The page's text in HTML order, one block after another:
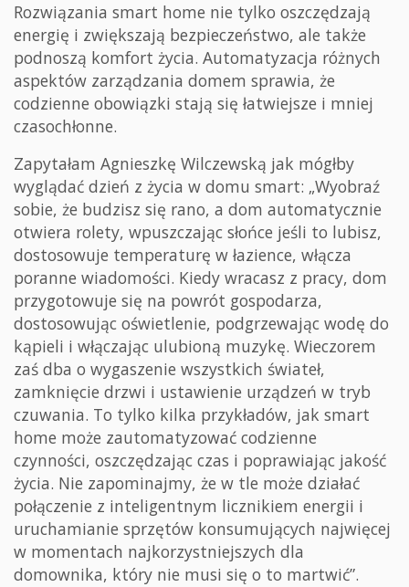
Rozwiązania smart home nie tylko oszczędzają
energię i zwiększają bezpieczeństwo, ale także
podnoszą komfort życia. Automatyzacja różnych
aspektów zarządzania domem sprawia, że
codzienne obowiązki stają się łatwiejsze i mniej
czasochłonne.
Zapytałam Agnieszkę Wilczewską jak mógłby
wyglądać dzień z życia w domu smart: „Wyobraź
sobie, że budzisz się rano, a dom automatycznie
otwiera rolety, wpuszczając słońce jeśli to lubisz,
dostosowuje temperaturę w łazience, włącza
poranne wiadomości. Kiedy wracasz z pracy, dom
przygotowuje się na powrót gospodarza,
dostosowując oświetlenie, podgrzewając wodę do
kąpieli i włączając ulubioną muzykę. Wieczorem
zaś dba o wygaszenie wszystkich świateł,
zamknięcie drzwi i ustawienie urządzeń w tryb
czuwania. To tylko kilka przykładów, jak smart
home może zautomatyzować codzienne
czynności, oszczędzając czas i poprawiając jakość
życia. Nie zapominajmy, że w tle może działać
połączenie z inteligentnym licznikiem energii i
uruchamianie sprzętów konsumujących najwięcej
w momentach najkorzystniejszych dla
domownika, który nie musi się o to martwić”.